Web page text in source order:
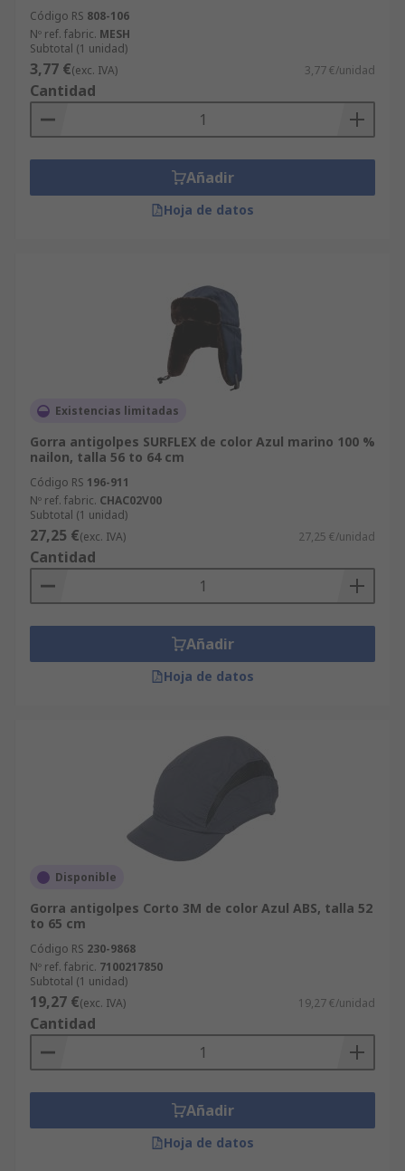
Código RS 808-106
Nº ref. fabric. MESH
Subtotal (1 unidad)
3,77 €(exc. IVA) 3,77 €/unidad
Cantidad
Añadir
Hoja de datos
Existencias limitadas
Gorra antigolpes SURFLEX de color Azul marino 100 %
nailon, talla 56 to 64 cm
Código RS 196-911
Nº ref. fabric. CHAC02V00
Subtotal (1 unidad)
27,25 €(exc. IVA) 27,25 €/unidad
Cantidad
Añadir
Hoja de datos
Disponible
Gorra antigolpes Corto 3M de color Azul ABS, talla 52
to 65 cm
Código RS 230-9868
Nº ref. fabric. 7100217850
Subtotal (1 unidad)
19,27 €(exc. IVA) 19,27 €/unidad
Cantidad
Añadir
Hoja de datos